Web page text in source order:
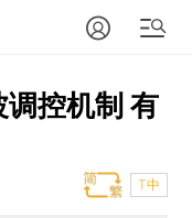
控机制 有
T中